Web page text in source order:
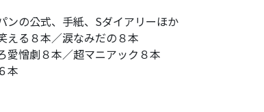
の公式、手紙、Sダイアリーほか
る８本／涙なみだの８本
劇８本／超マニアック８本
本